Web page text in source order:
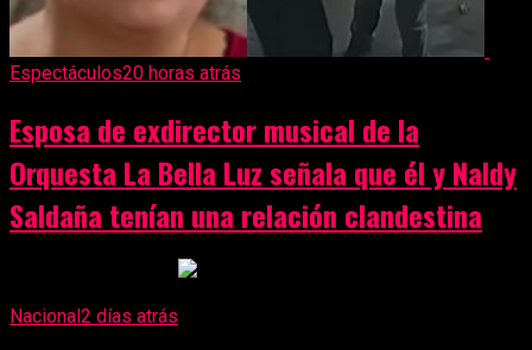
Espectáculos20 horas atrás
Esposa de exdirector musical de la
Orquesta La Bella Luz señala que él y Naldy
Saldaña tenían una relación clandestina
Nacional 2 días atrás